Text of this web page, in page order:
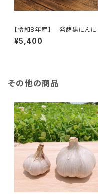
【令和8年産】 発酵黒にんに
く 120ｇ×3袋 ※農薬・化学
肥料不使用 ※天然由来の活
¥5,400
その他の商品